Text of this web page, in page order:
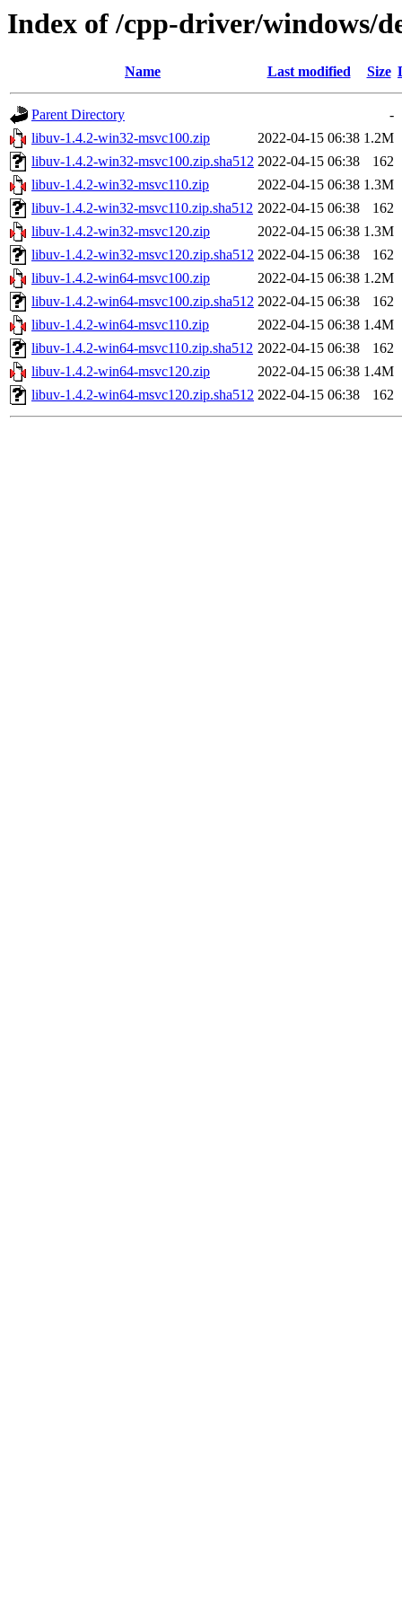
Index of /cpp-driver/windows/
Name Last modified Size
Parent Directory
-
libuv-1.4.2-win32-msvc100.zip
2022-04-15 06:38 1.2M
libuv-1.4.2-win32-msvc100.zip.sha512 2022-04-15 06:38
162
libuv-1.4.2-win32-msvc110.zip
2022-04-15 06:38 1.3M
libuv-1.4.2-win32-msvc110.zip.sha512 2022-04-15 06:38
162
libuv-1.4.2-win32-msvc120.zip
2022-04-15 06:38 1.3M
libuv-1.4.2-win32-msvc120.zip.sha512 2022-04-15 06:38
162
libuv-1.4.2-win64-msvc100.zip
2022-04-15 06:38 1.2M
libuv-1.4.2-win64-msvc100.zip.sha512 2022-04-15 06:38
162
libuv-1.4.2-win64-msvc110.zip
2022-04-15 06:38 1.4M
libuv-1.4.2-win64-msvc110.zip.sha512 2022-04-15 06:38
162
libuv-1.4.2-win64-msvc120.zip
2022-04-15 06:38 1.4M
libuv-1.4.2-win64-msvc120.zip.sha512 2022-04-15 06:38 162